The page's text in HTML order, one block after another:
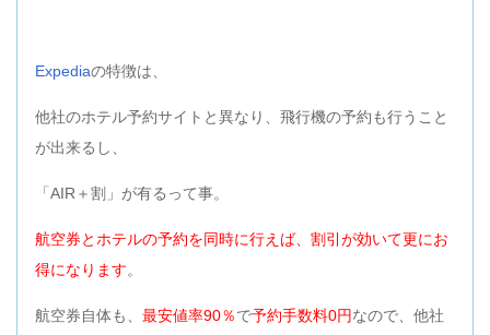
Expediaの特徴は、
他社のホテル予約サイトと異なり、飛行機の予約も行うこと
が出来るし、
「AIR＋割」が有るって事。
航空券とホテルの予約を同時に行えば、割引が効いて更にお
得になります。
航空券自体も、 最安値率90％で予約手数料0円なので、他社